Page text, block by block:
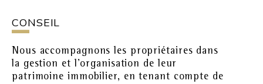
CONSEIL
Nous accompagnons les propriétaires dans
la gestion et l’organisation de leur
patrimoine immobilier, en tenant compte de